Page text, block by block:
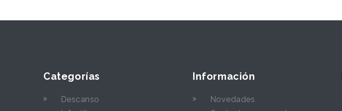
Categorías
Descanso
Información
Novedades